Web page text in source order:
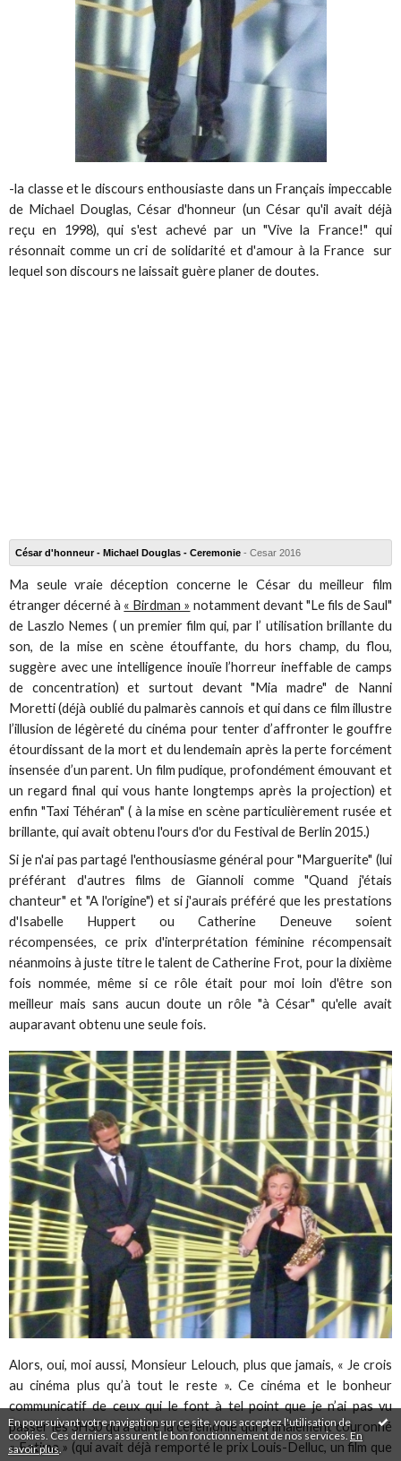
En poursuivant votre navigation sur ce site, vous acceptez l'utilisation de
cookies. Ces derniers assurent le bon fonctionnement de nos services. En
savoir plus
-la classe et le discours enthousiaste dans un Français impeccable
de Michael Douglas, César d'honneur (un César qu'il avait déjà
reçu en 1998), qui s'est achevé par un "Vive la France!" qui
résonnait comme un cri de solidarité et d'amour à la France sur
lequel son discours ne laissait guère planer de doutes.
César d'honneur - Michael Douglas - Ceremonie - Cesar 2016
Ma seule vraie déception concerne le César du meilleur film
étranger décerné à « Birdman » notamment devant "Le fils de Saul"
de Laszlo Nemes ( un premier film qui, par l’ utilisation brillante du
son, de la mise en scène étouffante, du hors champ, du flou,
suggère avec une intelligence inouïe l’horreur ineffable de camps
de concentration) et surtout devant "Mia madre" de Nanni
Moretti (déjà oublié du palmarès cannois et qui dans ce film illustre
l’illusion de légèreté du cinéma pour tenter d’affronter le gouffre
étourdissant de la mort et du lendemain après la perte forcément
insensée d’un parent. Un film pudique, profondément émouvant et
un regard final qui vous hante longtemps après la projection) et
enfin "Taxi Téhéran" ( à la mise en scène particulièrement rusée et
brillante, qui avait obtenu l'ours d'or du Festival de Berlin 2015.)
Si je n'ai pas partagé l'enthousiasme général pour "Marguerite" (lui
préférant d'autres films de Giannoli comme "Quand j'étais
chanteur" et "A l'origine") et si j'aurais préféré que les prestations
d'Isabelle Huppert ou Catherine Deneuve soient
récompensées, ce prix d'interprétation féminine récompensait
néanmoins à juste titre le talent de Catherine Frot, pour la dixième
fois nommée, même si ce rôle était pour moi loin d'être son
meilleur mais sans aucun doute un rôle "à César" qu'elle avait
auparavant obtenu une seule fois.
Alors, oui, moi aussi, Monsieur Lelouch, plus que jamais, « Je crois
au cinéma plus qu’à tout le reste ». Ce cinéma et le bonheur
communicatif de ceux qui le font à tel point que je n’ai pas vu
passer les 3H30 qu’a duré la cérémonie qui a finalement couronné
« Fatima » (qui avait déjà remporté le prix Louis-Delluc, un film que